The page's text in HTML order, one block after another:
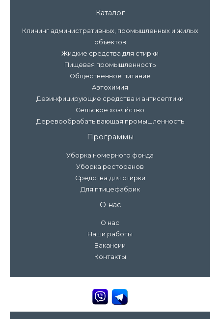
Каталог
Клининг административных, промышленных и жилых
объектов
Жидкие средства для стирки
Пищевая промышленность
Общественное питание
Автохимия
Дезинфицирующие средства и антисептики
Сельское хозяйство
Деревообрабатывающая промышленность
Программы
Уборка номерного фонда
Уборка ресторанов
Средства для стирки
Для птицефабрик
О нас
О нас
Наши работы
Вакансии
Контакты